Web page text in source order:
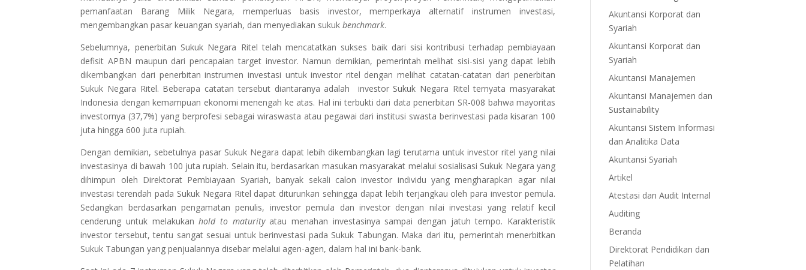
pemanfaatan Barang Milik Negara, memperluas basis investor, memperkaya alternatif instrumen investasi,
mengembangkan pasar keuangan syariah, dan menyediakan sukukbenchmark.
Sebelumnya, penerbitan Sukuk Negara Ritel telah mencatatkan sukses baik dari sisi kontribusi terhadap pembiayaan
defisit APBN maupun dari pencapaian target investor. Namun demikian, pemerintah melihat sisi-sisi yang dapat lebih
dikembangkan dari penerbitan instrumen investasi untuk investor ritel dengan melihat catatan-catatan dari penerbitan
Sukuk Negara Ritel. Beberapa catatan tersebut diantaranya adalah investor Sukuk Negara Ritel ternyata masyarakat
Indonesia dengan kemampuan ekonomi menengah ke atas. Hal ini terbukti dari data penerbitan SR-008 bahwa mayoritas
investornya (37,7%) yang berprofesi sebagai wiraswasta atau pegawai dari institusi swasta berinvestasi pada kisaran 100
juta hingga 600 juta rupiah.
Dengan demikian, sebetulnya pasar Sukuk Negara dapat lebih dikembangkan lagi terutama untuk investor ritel yang nilai
investasinya di bawah 100 juta rupiah. Selain itu, berdasarkan masukan masyarakat melalui sosialisasi Sukuk Negara yang
dihimpun oleh Direktorat Pembiayaan Syariah, banyak sekali calon investor individu yang mengharapkan agar nilai
investasi terendah pada Sukuk Negara Ritel dapat diturunkan sehingga dapat lebih terjangkau oleh para investor pemula.
Sedangkan berdasarkan pengamatan penulis, investor pemula dan investor dengan nilai investasi yang relatif kecil
cenderung untuk melakukanhold to maturityatau menahan investasinya sampai dengan jatuh tempo. Karakteristik
investor tersebut, tentu sangat sesuai untuk berinvestasi pada Sukuk Tabungan. Maka dari itu, pemerintah menerbitkan
Sukuk Tabungan yang penjualannya disebar melalui agen-agen, dalam hal ini bank-bank.
Akuntansi Korporat dan
Syariah
Akuntansi Korporat dan
Syariah
Akuntansi Manajemen
Akuntansi Manajemen dan
Sustainability
Akuntansi Sistem Informasi
dan Analitika Data
Akuntansi Syariah
Artikel
Atestasi dan Audit Internal
Auditing
Beranda
Direktorat Pendidikan dan
Pelatihan